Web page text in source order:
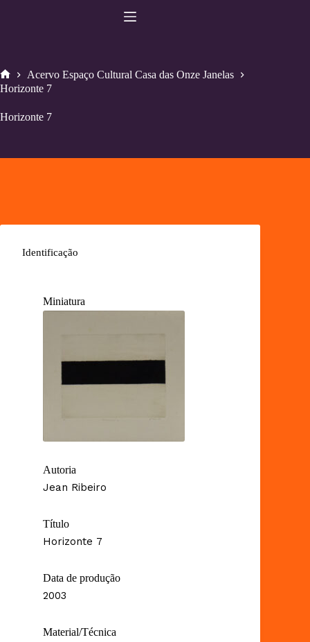
Home
Acervo Espaço Cultural Casa das Onze Janelas
Horizonte 7
Horizonte 7
Identificação
Miniatura
Autoria
Jean Ribeiro
Título
Horizonte 7
Data de produção
2003
Material/Técnica